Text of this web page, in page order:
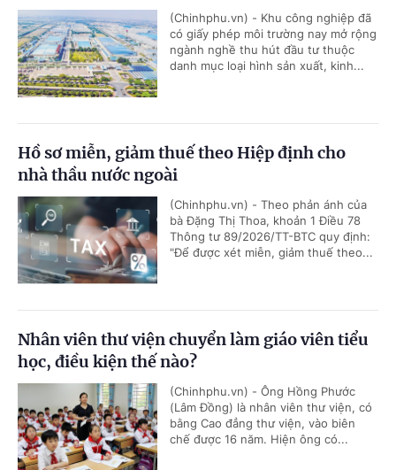
(Chinhphu.vn) - Khu công nghiệp đã
có giấy phép môi trường nay mở rộng
ngành nghề thu hút đầu tư thuộc
danh mục loại hình sản xuất, kinh...
Hồ sơ miễn, giảm thuế theo Hiệp định cho
nhà thầu nước ngoài
(Chinhphu.vn) - Theo phản ánh của
bà Đặng Thị Thoa, khoản 1 Điều 78
Thông tư 89/2026/TT-BTC quy định:
"Để được xét miễn, giảm thuế theo...
Nhân viên thư viện chuyển làm giáo viên tiểu
học, điều kiện thế nào?
(Chinhphu.vn) - Ông Hồng Phước
(Lâm Đồng) là nhân viên thư viện, có
bằng Cao đẳng thư viện, vào biên
chế được 16 năm. Hiện ông có...